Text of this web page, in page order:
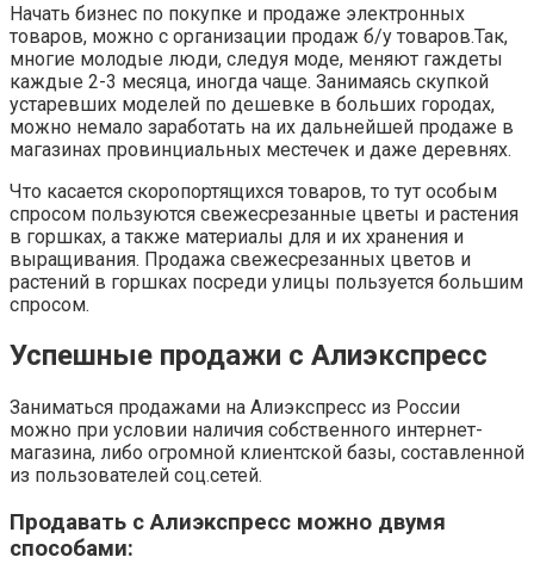
Начать бизнес по покупке и продаже электронных
товаров, можно с организации продаж б/у товаров.Так,
многие молодые люди, следуя моде, меняют гаждеты
каждые 2-3 месяца, иногда чаще. Занимаясь скупкой
устаревших моделей по дешевке в больших городах,
можно немало заработать на их дальнейшей продаже в
магазинах провинциальных местечек и даже деревнях.
Что касается скоропортящихся товаров, то тут особым
спросом пользуются свежесрезанные цветы и растения
в горшках, а также материалы для и их хранения и
выращивания. Продажа свежесрезанных цветов и
растений в горшках посреди улицы пользуется большим
спросом.
Успешные продажи с Алиэкспресс
Заниматься продажами на Алиэкспресс из России
можно при условии наличия собственного интернет-
магазина, либо огромной клиентской базы, составленной
из пользователей соц.сетей.
Продавать с Алиэкспресс можно двумя
способами: